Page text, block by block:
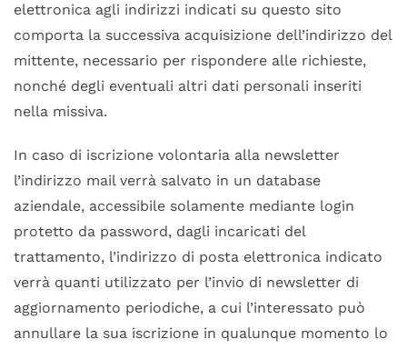
elettronica agli indirizzi indicati su questo sito
comporta la successiva acquisizione dell’indirizzo del
mittente, necessario per rispondere alle richieste,
nonché degli eventuali altri dati personali inseriti
nella missiva.
In caso di iscrizione volontaria alla newsletter
l’indirizzo mail verrà salvato in un database
aziendale, accessibile solamente mediante login
protetto da password, dagli incaricati del
trattamento, l’indirizzo di posta elettronica indicato
verrà quanti utilizzato per l’invio di newsletter di
aggiornamento periodiche, a cui l’interessato può
annullare la sua iscrizione in qualunque momento lo